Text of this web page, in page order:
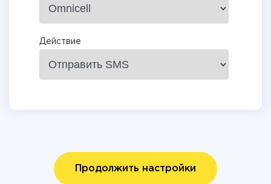
Действие
Продолжить настройки